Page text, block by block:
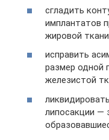
сгладить
имплантатов
жировой
исправить
размер одной
железистой
липосакции —